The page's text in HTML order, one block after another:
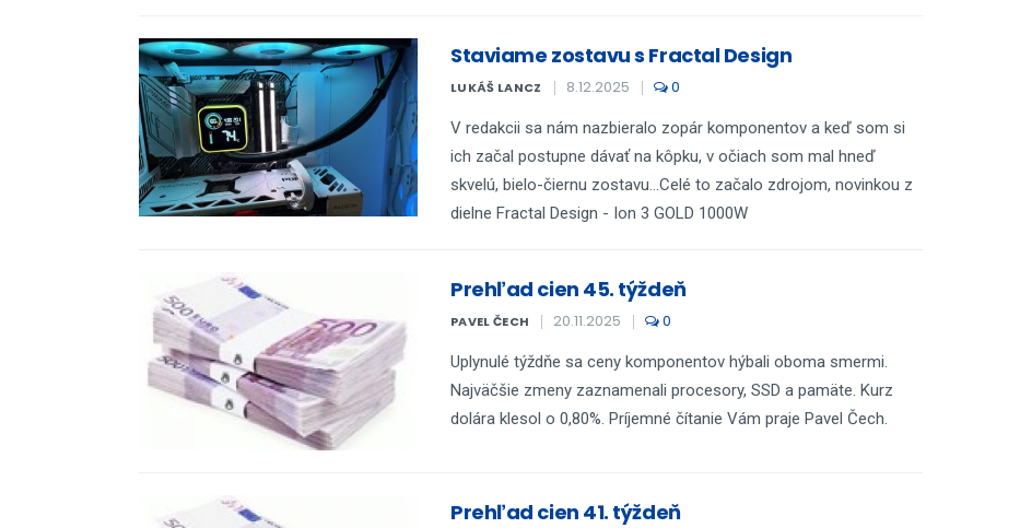
Staviame zostavu s Fractal Design
LUKÁŠ LANCZ 8.12.2025 0
V redakcii sa nám nazbieralo zopár komponentov a keď som si
ich začal postupne dávať na kôpku, v očiach som mal hneď
skvelú, bielo-čiernu zostavu...Celé to začalo zdrojom, novinkou z
dielne Fractal Design - Ion 3 GOLD 1000W
Prehľad cien 45. týždeň
PAVEL ČECH 20.11.2025 0
Uplynulé týždňe sa ceny komponentov hýbali oboma smermi.
Najväčšie zmeny zaznamenali procesory, SSD a pamäte. Kurz
dolára klesol o 0,80%. Príjemné čítanie Vám praje Pavel Čech.
Prehľad cien 41. týždeň